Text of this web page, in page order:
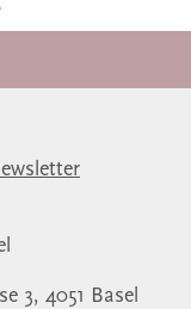
3, 4051 Basel